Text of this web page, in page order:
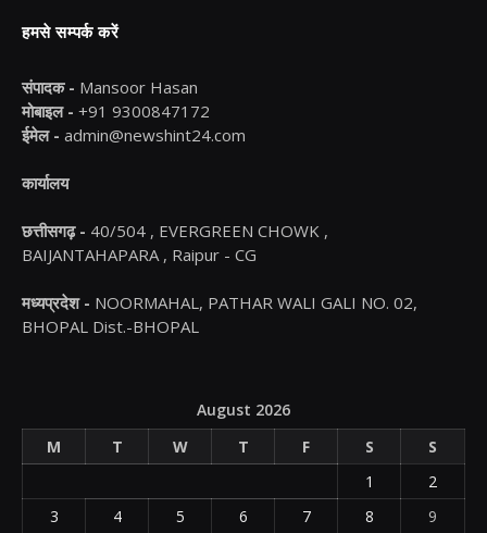
हमसे सम्पर्क करें
संपादक - Mansoor Hasan
मोबाइल - +91 9300847172
ईमेल - admin@newshint24.com
कार्यालय
छत्तीसगढ़ - 40/504 , EVERGREEN CHOWK ,
BAIJANTAHAPARA , Raipur - CG
मध्यप्रदेश - NOORMAHAL, PATHAR WALI GALI NO. 02,
BHOPAL Dist.-BHOPAL
August 2026
M
T W T F S
S
1
2
3
4 5 6 7 8
9